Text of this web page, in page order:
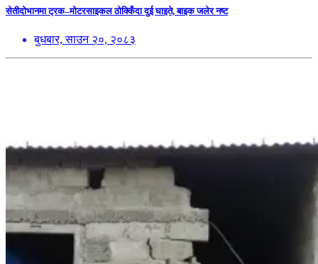
सेतीदोभानमा ट्रक–मोटरसाइकल ठोक्किँदा दुई घाइते, बाइक जलेर नष्ट
बुधबार, साउन २०, २०८३